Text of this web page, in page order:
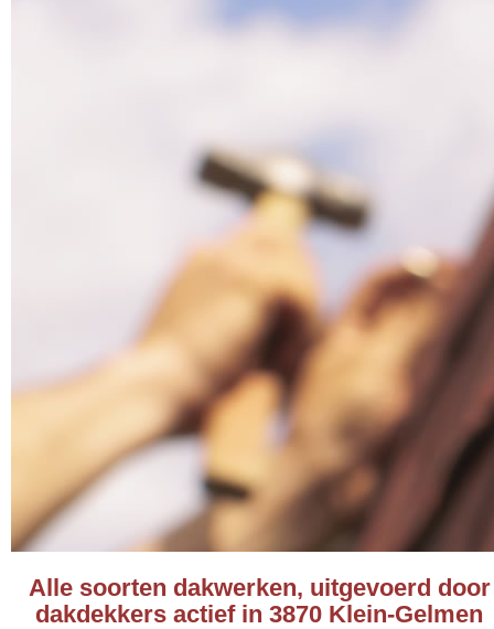
Alle soorten dakwerken, uitgevoerd door
dakdekkers actief in 3870 Klein-Gelmen